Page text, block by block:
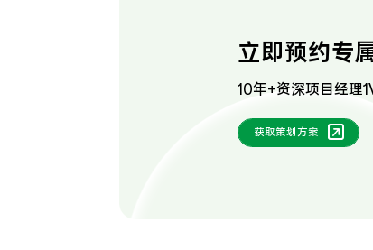
立即预约专
10年+资深项目经理
获取策划方案